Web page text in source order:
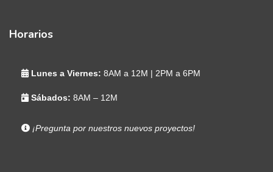
Horarios
Lunes a Viernes: 8AM a 12M | 2PM a 6PM
Sábados: 8AM – 12M
¡Pregunta por nuestros nuevos proyectos!